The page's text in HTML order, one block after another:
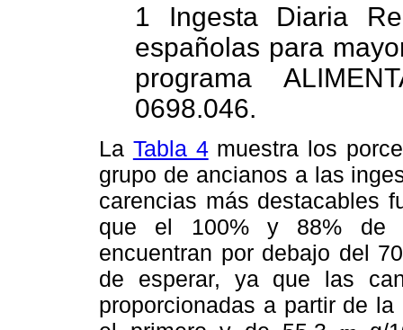
1 Ingesta Diaria
españolas para
programa
0698.046.
La Tabla 4muestra los
grupo de ancianos a las
carencias más destacables
que el 100% y 88% de
encuentran por debajo del
de esperar, ya que las
proporcionadas a partir de